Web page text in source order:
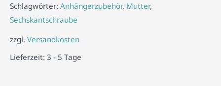
Schlagwörter: Anhängerzubehör, Mutter,
Sechskantschraube
zzgl. Versandkosten
Lieferzeit: 3 - 5 Tage